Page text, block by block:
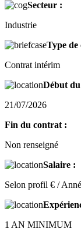
Secteur :
Industrie
Type
Contrat intérim
Début
21/07/2026
Fin du contrat :
Non renseigné
Salaire :
Selon profil € /
1 AN MINIMUM